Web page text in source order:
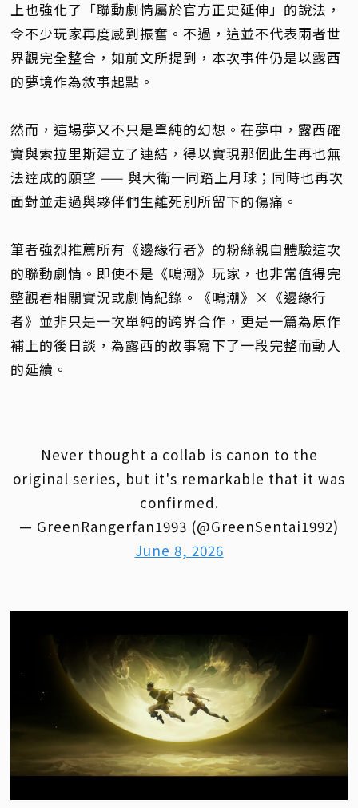
上也強化了「聯動劇情屬於官方正史延伸」的說法，
令不少玩家再度感到振奮。不過，這並不代表兩者世
界觀完全整合，如前文所提到，本次事件仍是以露西
的夢境作為敘事起點。
然而，這場夢又不只是單純的幻想。在夢中，露西確
實與索拉里斯建立了連結，得以實現那個此生再也無
法達成的願望 —— 與大衛一同踏上月球；同時也再次
面對並走過與夥伴們生離死別所留下的傷痛。
筆者強烈推薦所有《邊緣行者》的粉絲親自體驗這次
的聯動劇情。即使不是《鳴潮》玩家，也非常值得完
整觀看相關實況或劇情紀錄。《鳴潮》×《邊緣行
者》並非只是一次單純的跨界合作，更是一篇為原作
補上的後日談，為露西的故事寫下了一段完整而動人
的延續。
Never thought a collab is canon to the
original series, but it's remarkable that it was
confirmed.
— GreenRangerfan1993 (@GreenSentai1992)
June 8, 2026